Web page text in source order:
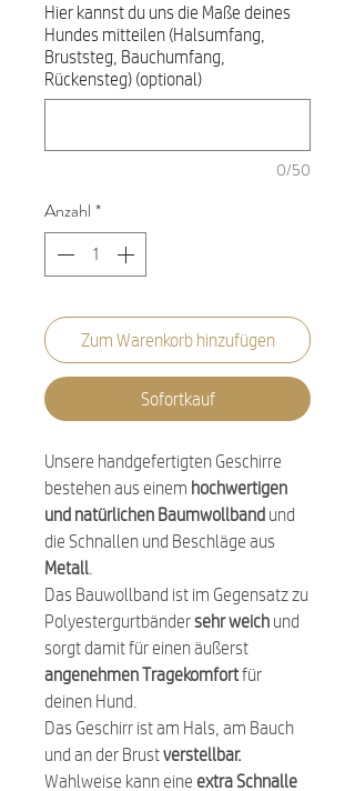
Hier kannst du uns die Maße deines
Hundes mitteilen (Halsumfang,
Bruststeg, Bauchumfang,
Rückensteg) (optional)
0/50
Anzahl *
Zum Warenkorb hinzufügen
Sofortkauf
Unsere handgefertigten Geschirre
bestehen aus einem hochwertigen
und natürlichen Baumwollband und
die Schnallen und Beschläge aus
Metall
Das Bauwollband ist im Gegensatz zu
Polyestergurtbändersehr weich und
sorgt damit für einen äußerst
angenehmen Tragekomfortfür
deinen Hund.
Das Geschirr ist am Hals, am Bauch
und an der Brustverstellbar.
Wahlweise kann eine extra Schnalle